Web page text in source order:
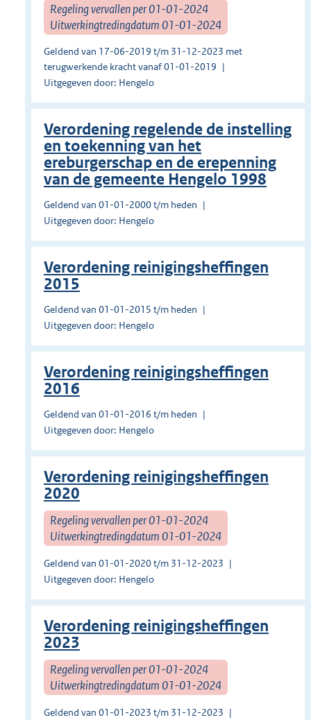
Regeling vervallen per 01-01-2024
Uitwerkingtredingdatum 01-01-2024
Geldend van 17-06-2019 t/m 31-12-2023 met
terugwerkende kracht vanaf 01-01-2019
Uitgegeven door: Hengelo
Verordening regelende de instelling
en toekenning van het
ereburgerschap en de erepenning
van de gemeente Hengelo 1998
Geldend van 01-01-2000 t/m heden
Uitgegeven door: Hengelo
Verordening reinigingsheffingen
2015
Geldend van 01-01-2015 t/m heden
Uitgegeven door: Hengelo
Verordening reinigingsheffingen
2016
Geldend van 01-01-2016 t/m heden
Uitgegeven door: Hengelo
Verordening reinigingsheffingen
2020
Regeling vervallen per 01-01-2024
Uitwerkingtredingdatum 01-01-2024
Geldend van 01-01-2020 t/m 31-12-2023
Uitgegeven door: Hengelo
Verordening reinigingsheffingen
2023
Regeling vervallen per 01-01-2024
Uitwerkingtredingdatum 01-01-2024
Geldend van 01-01-2023 t/m 31-12-2023